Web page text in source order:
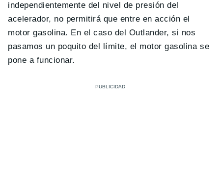
independientemente del nivel de presión del
acelerador, no permitirá que entre en acción el
motor gasolina. En el caso del Outlander, si nos
pasamos un poquito del límite, el motor gasolina se
pone a funcionar.